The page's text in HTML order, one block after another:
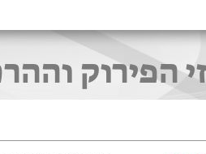
הפירוק